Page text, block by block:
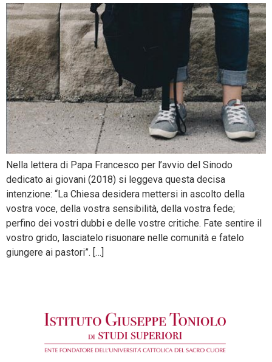
Nella lettera di Papa Francesco per l’avvio del Sinodo
dedicato ai giovani (2018) si leggeva questa decisa
intenzione: “La Chiesa desidera mettersi in ascolto della
vostra voce, della vostra sensibilità, della vostra fede;
perfino dei vostri dubbi e delle vostre critiche. Fate sentire il
vostro grido, lasciatelo risuonare nelle comunità e fatelo
giungere ai pastori”. […]